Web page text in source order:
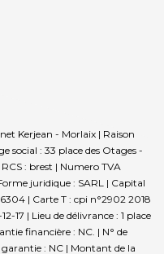
Kerjean - Morlaix | Raison
social : 33 place des Otages -
: brest | Numero TVA
juridique : SARL | Capital
| Carte T : cpi n°2902 2018
17 | Lieu de délivrance : 1 place
financière : NC. | N° de
garantie : NC | Montant de la